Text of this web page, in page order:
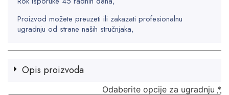
Proizvod možete preuzeti ili zakazati profesionalnu
ugradnju od strane naših stručnjaka,
Opis proizvoda
Odaberite opcije za ugradnju *